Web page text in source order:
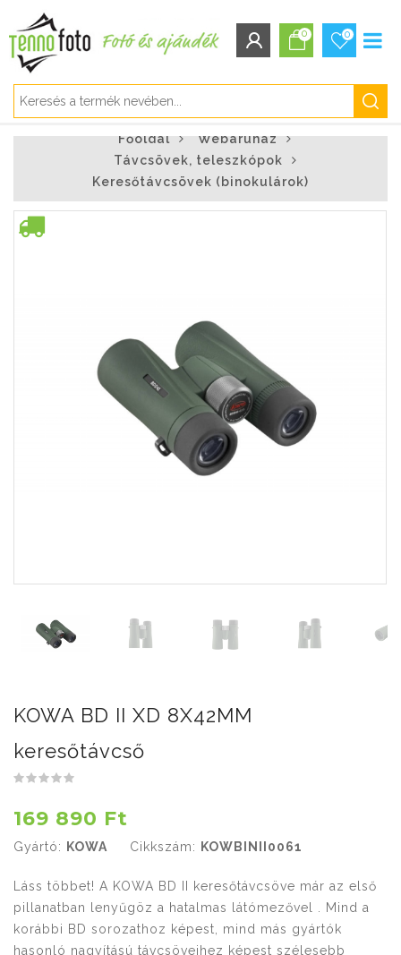
Elfelejtett jelszó
0 0
Főoldal
Webáruház
Távcsövek, teleszkópok
Keresőtávcsövek (binokulárok)
KOWA BD II XD 8X42MM
keresőtávcső
169 890 Ft
Gyártó: KOWA Cikkszám: KOWBINII0061
Láss többet! A KOWA BD II keresőtávcsöve már az első
pillanatban lenyűgöz a hatalmas látómezővel . Mind a
korábbi BD sorozathoz képest, mind más gyártók
hasonló nagyítású távcsöveihez képest szélesebb